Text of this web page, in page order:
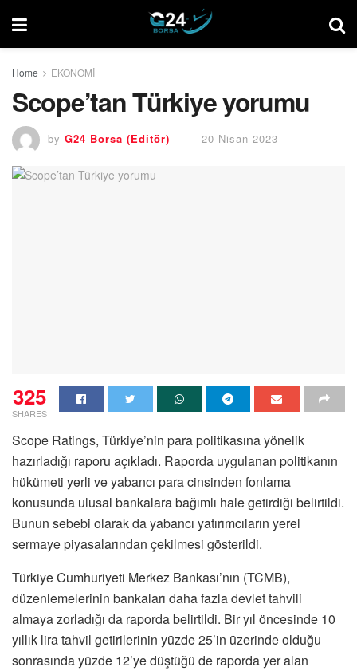
Home EKONOMİ
Scope’tan Türkiye yorumu
by G24 Borsa (Editör) 20 Nisan 2023
325
SHARES
Scope Ratings, Türkiye’nin para politikasına yönelik
hazırladığı raporu açıkladı. Raporda uygulanan politikanın
hükümeti yerli ve yabancı para cinsinden fonlama
konusunda ulusal bankalara bağımlı hale getirdiği belirtildi.
Bunun sebebi olarak da yabancı yatırımcıların yerel
sermaye piyasalarından çekilmesi gösterildi.
Türkiye Cumhuriyeti Merkez Bankası’nın (TCMB),
düzenlemelerinin bankaları daha fazla devlet tahvili
almaya zorladığı da raporda belirtildi. Bir yıl öncesinde 10
yıllık lira tahvil getirilerinin yüzde 25’in üzerinde olduğu
sonrasında yüzde 12’ye düştüğü de raporda yer alan